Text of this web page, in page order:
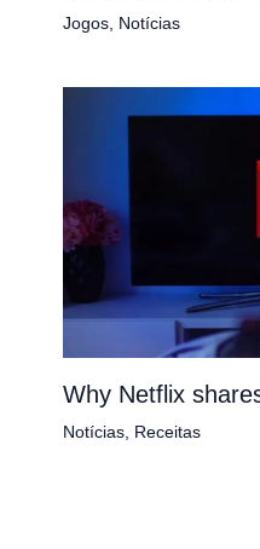
Jogos, Notícias
Why Netflix
Notícias, Receitas